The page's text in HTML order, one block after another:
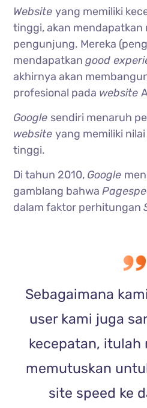
Websiteyang memiliki
tinggi, akan mendapatkan
pengunjung. Mereka
mendapatkangood
akhirnya akan
profesional pada website
Google sendiri menaruh
websiteyang memiliki
tinggi.
Di tahun 2010, Google
gamblang bahwa
dalam faktor perhitungan
Sebagaimana
user kami juga
kecepatan, itulah
memutuskan
site speed ke